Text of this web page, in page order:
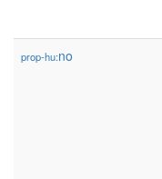
prop-hu:no